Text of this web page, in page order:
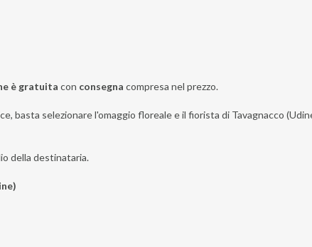
è gratuita con consegna compresa nel prezzo.
basta selezionare l'omaggio floreale e il fiorista di Tavagnacco
della destinataria.